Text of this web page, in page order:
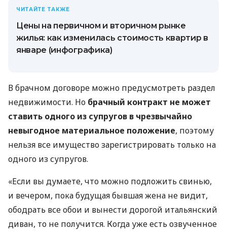
ЧИТАЙТЕ ТАКЖЕ
Цены на первичном и вторичном рынке
жилья: как изменилась стоимость квартир в
январе (инфографика)
В брачном договоре можно предусмотреть раздел
недвижимости. Но брачный контракт не может
ставить одного из супругов в чрезвычайно
невыгодное материальное положение, поэтому
нельзя все имущество зарегистрировать только на
одного из супругов.
«Если вы думаете, что можно подложить свинью,
и вечером, пока будущая бывшая жена не видит,
ободрать все обои и вынести дорогой итальянский
диван, то не получится. Когда уже есть озвученное